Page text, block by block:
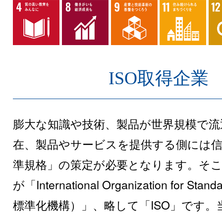
ISO取得企業
膨大な知識や技術、製品が世界規模で
在、製品やサービスを提供する側には
準規格」の策定が必要となります。そ
が「International Organization for
標準化機構）」、略して「ISO」です。